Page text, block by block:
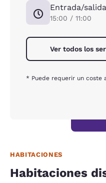
Entrada/salida
15:00 / 11:00
Ver todos los
* Puede requerir un coste
HABITACIONES
Habitaciones